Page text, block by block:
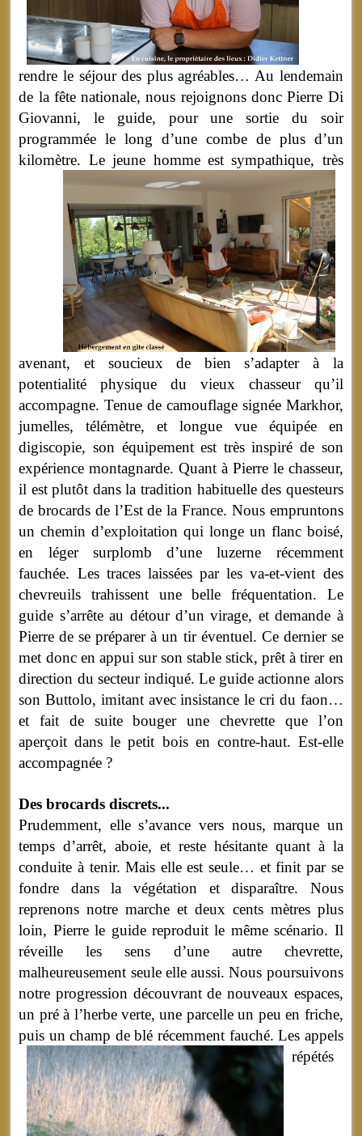
rendre le séjour des plus agréables… Au lendemain
de la fête nationale, nous rejoignons donc Pierre Di
Giovanni, le guide, pour une sortie du soir
programmée le long d’une combe de plus d’un
kilomètre. Le jeune homme est sympathique, très
avenant, et soucieux de bien s’adapter à la
potentialité physique du vieux chasseur qu’il
accompagne. Tenue de camouflage signée Markhor,
jumelles, télémètre, et longue vue équipée en
digiscopie, son équipement est très inspiré de son
expérience montagnarde. Quant à Pierre le chasseur,
il est plutôt dans la tradition habituelle des questeurs
de brocards de l’Est de la France. Nous empruntons
un chemin d’exploitation qui longe un flanc boisé,
en léger surplomb d’une luzerne récemment
fauchée. Les traces laissées par les va-et-vient des
chevreuils trahissent une belle fréquentation. Le
guide s’arrête au détour d’un virage, et demande à
Pierre de se préparer à un tir éventuel. Ce dernier se
met donc en appui sur son stable stick, prêt à tirer en
direction du secteur indiqué. Le guide actionne alors
son Buttolo, imitant avec insistance le cri du faon…
et fait de suite bouger une chevrette que l’on
aperçoit dans le petit bois en contre-haut. Est-elle
accompagnée ?
Des brocards discrets...
Prudemment, elle s’avance vers nous, marque un
temps d’arrêt, aboie, et reste hésitante quant à la
conduite à tenir. Mais elle est seule… et finit par se
fondre dans la végétation et disparaître. Nous
reprenons notre marche et deux cents mètres plus
loin, Pierre le guide reproduit le même scénario. Il
réveille les sens d’une autre chevrette,
malheureusement seule elle aussi. Nous poursuivons
notre progression découvrant de nouveaux espaces,
un pré à l’herbe verte, une parcelle un peu en friche,
puis un champ de blé récemment fauché.Les appels
répétés